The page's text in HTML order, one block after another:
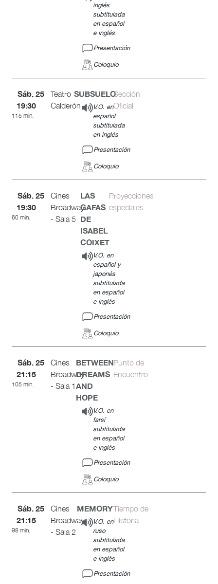
inglés
subtitulada
en español
e inglés
Presentación
Coloquio
Sáb. 25
19:30
115 min.
Teatro
Calderón
SUBSUELO
V.O. en
español
subtitulada
en inglés
Presentación
Coloquio
Sección
Oficial
Sáb. 25
19:30
60 min.
Cines
Broadway
- Sala 5
LAS
GAFAS
DE
ISABEL
COIXET
V.O. en
español y
japonés
subtitulada
en español
e inglés
Presentación
Coloquio
Proyecciones
especiales
Sáb. 25
21:15
105 min.
Cines
Broadway
- Sala 1
BETWEEN
DREAMS
AND
HOPE
V.O. en
farsí
subtitulada
en español
e inglés
Presentación
Coloquio
Punto de
Encuentro
Sáb. 25
21:15
98 min.
Cines
Broadway
- Sala 2
MEMORY
V.O. en
ruso
subtitulada
en español
e inglés
Presentación
Tiempo de
Historia